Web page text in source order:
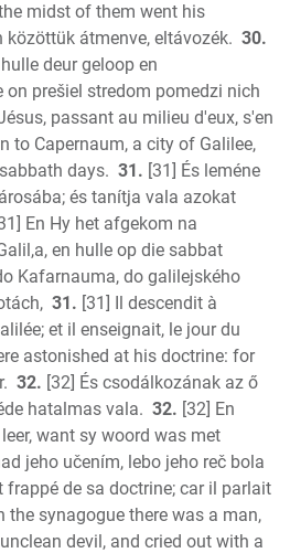
midst of them went his
közöttük átmenve, eltávozék. 30.
deur geloop en
on prešiel stredom pomedzi nich
passant au milieu d'eux, s'en
to Capernaum, a city of Galilee,
days. 31. [31] És leméne
és tanítja vala azokat
En Hy het afgekom na
en hulle op die sabbat
Kafarnauma, do galilejského
31. [31] Il descendit à
et il enseignait, le jour du
astonished at his doctrine: for
32. [32] És csodálkozának az ő
hatalmas vala. 32. [32] En
want sy woord was met
jeho učením, lebo jeho reč bola
frappé de sa doctrine; car il parlait
the synagogue there was a man,
devil, and cried out with a